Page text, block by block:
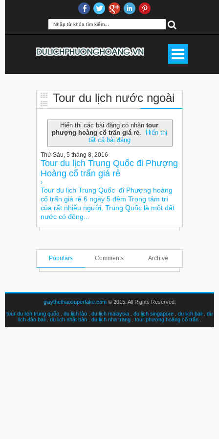
Tour du lịch nước ngoài
Hiển thị các bài đăng có nhãntour
phượng hoàng cổ trấn giá rẻ.
Hiển thị
tất cả bài đăng
Thứ Sáu, 5 tháng 8, 2016
Tour du lịch Trung Quốc đi Phượng
Hoàng cổ trấn giá rẻ
›
Tour du lịch Trung Quốc đi Phượng hoàng
cổ trấn giá rẻ 6 ngày 5 đêm Trong tâm trí
của rất nhiều người, Trung Quốc là một đất
nước có đông...
Populars Comments Archive
giaythethaosuperfake.com© 2015. All Rights Reserved.
tour du lịch trung quốc
du lịch lào du lịch malaysia du lịch singapore du lịch bali
du
lịch đảo bali. du lịch nhật bản. du lịch nha trang. tour phượng hoàng cổ trấn.